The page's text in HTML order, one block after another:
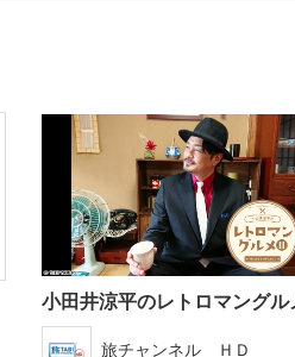
小田井涼平のレトロマングル
旅チャンネル ＨＤ